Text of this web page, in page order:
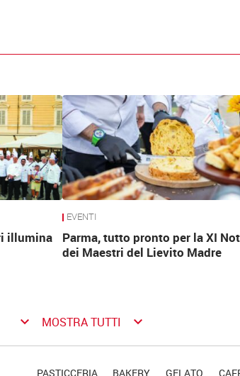
illumina
EVENTI
Parma, tutto pronto per la XI
dei Maestri del Lievito Madre
keyboard_arrow_down MOSTRA TUTTI keyboard_arrow_down
PASTICCERIA BAKERY GELATO